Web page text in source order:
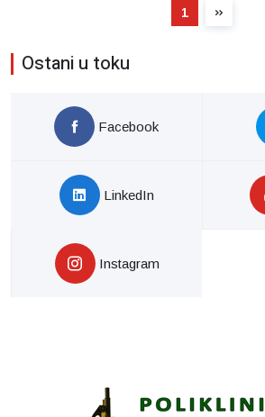
1
Ostani u toku
Facebook
LinkedIn
Instagram